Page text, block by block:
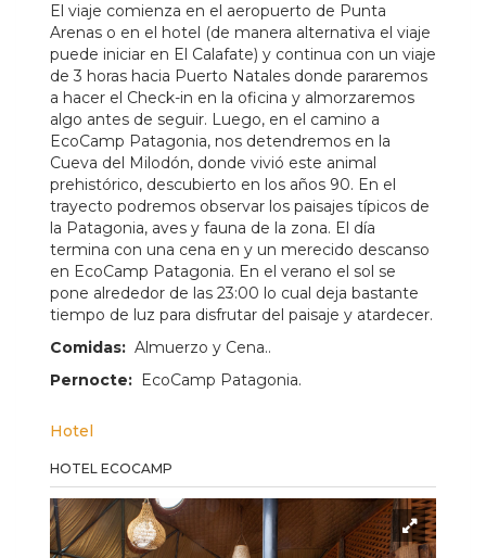
El viaje comienza en el aeropuerto de Punta
Arenas o en el hotel (de manera alternativa el viaje
puede iniciar en El Calafate) y continua con un viaje
de 3 horas hacia Puerto Natales donde pararemos
a hacer el Check-in en la oficina y almorzaremos
algo antes de seguir. Luego, en el camino a
EcoCamp Patagonia, nos detendremos en la
Cueva del Milodón, donde vivió este animal
prehistórico, descubierto en los años 90. En el
trayecto podremos observar los paisajes típicos de
la Patagonia, aves y fauna de la zona. El día
termina con una cena en y un merecido descanso
en EcoCamp Patagonia. En el verano el sol se
pone alrededor de las 23:00 lo cual deja bastante
tiempo de luz para disfrutar del paisaje y atardecer.
Comidas: Almuerzo y Cena..
Pernocte: EcoCamp Patagonia.
Hotel
HOTEL ECOCAMP